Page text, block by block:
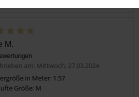
M.
am: Mittwoch, 27.03.2024
in Meter: 1.57
Größe: M